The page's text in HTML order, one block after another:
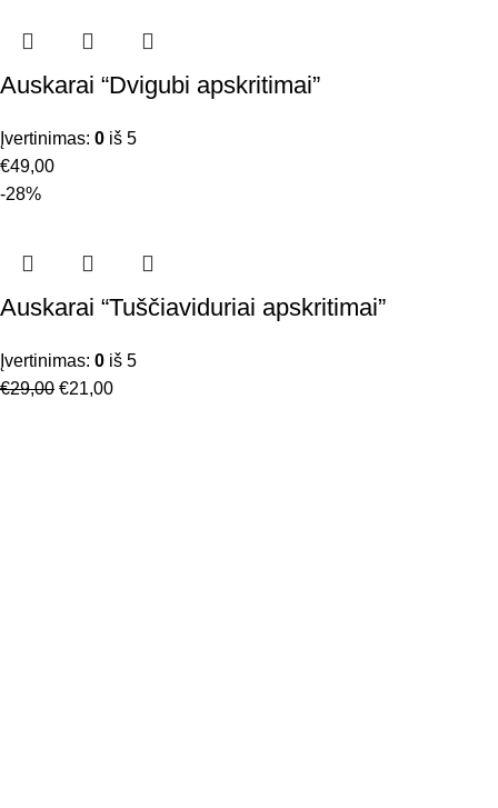
Auskarai “Dvigubi apskritimai”
Įvertinimas: 0 iš 5
€49,00
-28%
Auskarai “Tuščiaviduriai apskritimai”
Įvertinimas: 0 iš 5
€29,00 €21,00